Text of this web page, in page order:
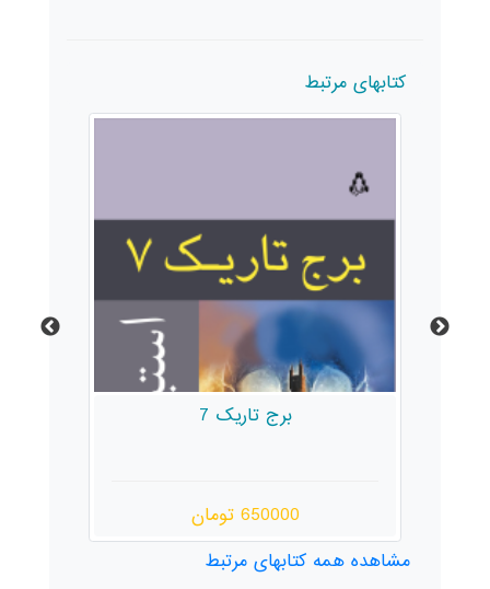
کتابهای مرتبط
برج تاریک 7
650000 تومان
مشاهده همه کتابهای مرتبط